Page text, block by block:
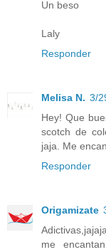
Un beso
Laly
Responder
Melisa N. 3/
Hey! Que
scotch de
jaja. Me
Responder
Origamizate
me